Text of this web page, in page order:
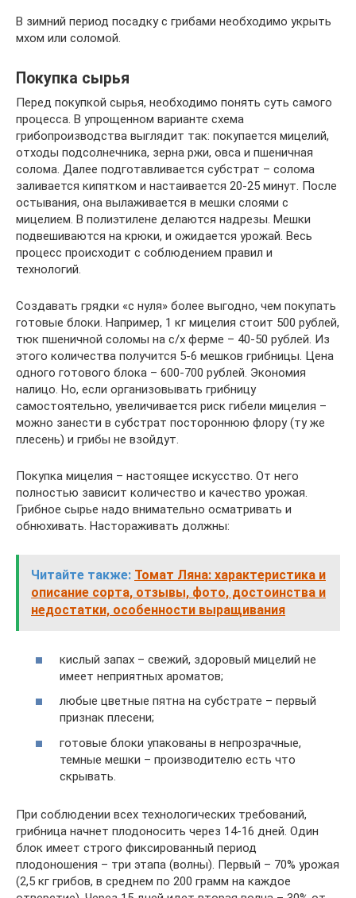
В зимний период посадку с грибами необходимо укрыть
мхом или соломой.
Покупка сырья
Перед покупкой сырья, необходимо понять суть самого
процесса. В упрощенном варианте схема
грибопроизводства выглядит так: покупается мицелий,
отходы подсолнечника, зерна ржи, овса и пшеничная
солома. Далее подготавливается субстрат – солома
заливается кипятком и настаивается 20-25 минут. После
остывания, она вылаживается в мешки слоями с
мицелием. В полиэтилене делаются надрезы. Мешки
подвешиваются на крюки, и ожидается урожай. Весь
процесс происходит с соблюдением правил и
технологий.
Создавать грядки «с нуля» более выгодно, чем покупать
готовые блоки. Например, 1 кг мицелия стоит 500 рублей,
тюк пшеничной соломы на с/х ферме – 40-50 рублей. Из
этого количества получится 5-6 мешков грибницы. Цена
одного готового блока – 600-700 рублей. Экономия
налицо. Но, если организовывать грибницу
самостоятельно, увеличивается риск гибели мицелия –
можно занести в субстрат постороннюю флору (ту же
плесень) и грибы не взойдут.
Покупка мицелия – настоящее искусство. От него
полностью зависит количество и качество урожая.
Грибное сырье надо внимательно осматривать и
обнюхивать. Настораживать должны:
Читайте также: Томат Ляна: характеристика и
описание сорта, отзывы, фото, достоинства и
недостатки, особенности выращивания
кислый запах – свежий, здоровый мицелий не
имеет неприятных ароматов;
любые цветные пятна на субстрате – первый
признак плесени;
готовые блоки упакованы в непрозрачные,
темные мешки – производителю есть что
скрывать.
При соблюдении всех технологических требований,
грибница начнет плодоносить через 14-16 дней. Один
блок имеет строго фиксированный период
плодоношения – три этапа (волны). Первый – 70% урожая
(2,5 кг грибов, в среднем по 200 грамм на каждое